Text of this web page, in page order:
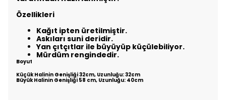
Özellikleri
Kağıt ipten üretilmiştir.
Askıları suni deridir.
Yan çıtçıtlar ile büyüyüp küçülebiliyor.
Mürdüm rengindedir.
Boyut
Küçük Halinin Genişliği 32cm, Uzunluğu: 32cm
Büyük Halinin Genişliği 58 cm, Uzunluğu: 40cm